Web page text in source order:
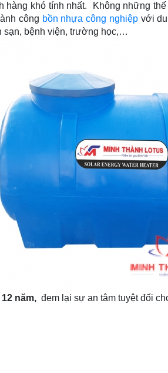
hàng khó tính nhất. Không những
công bồn nhựa công nghiệpvới
sạn, bệnh viện, trường học,…
12 năm, đem lại sự an tâm tuyệt đối